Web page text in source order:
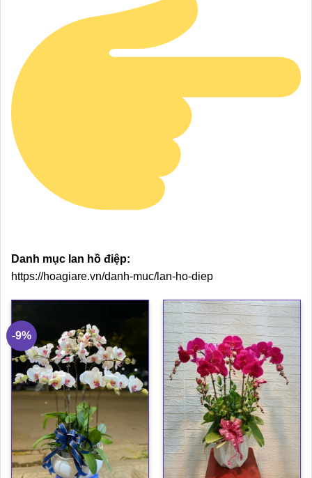
Danh mục lan hồ điệp:
https://hoagiare.vn/danh-muc/lan-ho-diep
-9%